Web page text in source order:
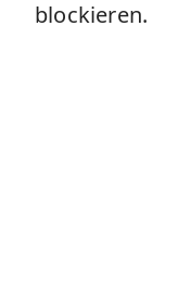
blockieren.